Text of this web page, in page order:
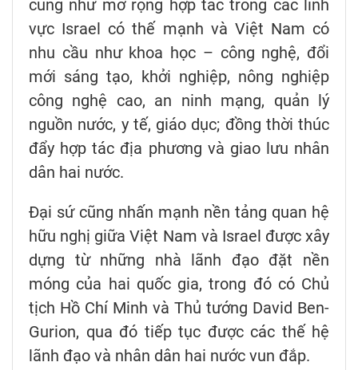
cũng như mở rộng hợp tác trong các lĩnh
vực Israel có thế mạnh và Việt Nam có
nhu cầu như khoa học – công nghệ, đổi
mới sáng tạo, khởi nghiệp, nông nghiệp
công nghệ cao, an ninh mạng, quản lý
nguồn nước, y tế, giáo dục; đồng thời thúc
đẩy hợp tác địa phương và giao lưu nhân
dân hai nước.
Đại sứ cũng nhấn mạnh nền tảng quan hệ
hữu nghị giữa Việt Nam và Israel được xây
dựng từ những nhà lãnh đạo đặt nền
móng của hai quốc gia, trong đó có Chủ
tịch Hồ Chí Minh và Thủ tướng David Ben-
Gurion, qua đó tiếp tục được các thế hệ
lãnh đạo và nhân dân hai nước vun đắp.